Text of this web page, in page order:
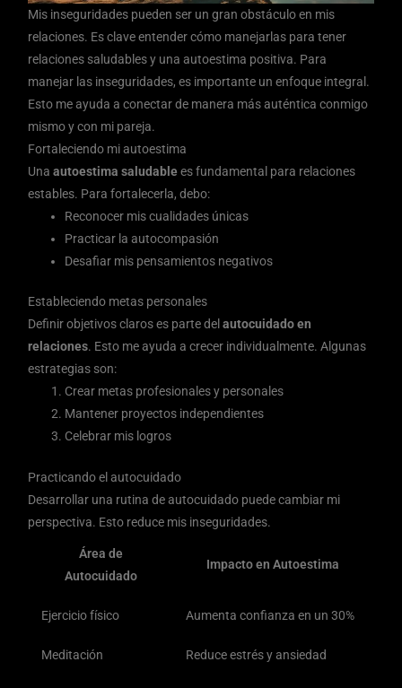
Mis inseguridades pueden ser un gran obstáculo en mis
relaciones. Es clave entender cómo manejarlas para tener
relaciones saludables y una autoestima positiva. Para
manejar las inseguridades, es importante un enfoque integral.
Esto me ayuda a conectar de manera más auténtica conmigo
mismo y con mi pareja.
Fortaleciendo mi autoestima
Unaautoestima saludablees fundamental para relaciones
estables. Para fortalecerla, debo:
Reconocer mis cualidades únicas
Practicar la autocompasión
Desafiar mis pensamientos negativos
Estableciendo metas personales
Definir objetivos claros es parte delautocuidado en
relaciones. Esto me ayuda a crecer individualmente. Algunas
estrategias son:
Crear metas profesionales y personales
Mantener proyectos independientes
Celebrar mis logros
Practicando el autocuidado
Desarrollar una rutina de autocuidado puede cambiar mi
perspectiva. Esto reduce mis inseguridades.
Área de
Autocuidado
Impacto en Autoestima
Ejercicio físico Aumenta confianza en un 30%
Meditación Reduce estrés y ansiedad